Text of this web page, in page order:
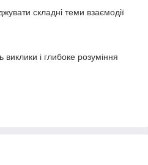
складні теми взаємодії
виклики і глибоке розуміння